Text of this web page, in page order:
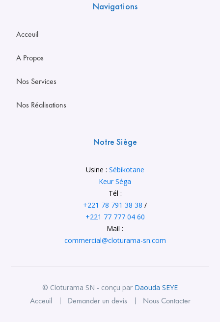
Navigations
Acceuil
A Propos
Nos Services
Nos Réalisations
Notre Siège
Usine : Sébikotane
Keur Séga
Tél :
+221 78 791 38 38 /
+221 77 777 04 60
Mail :
commercial@cloturama-sn.com
© Cloturama SN - conçu par Daouda SEYE
Acceuil Demander un devis Nous Contacter